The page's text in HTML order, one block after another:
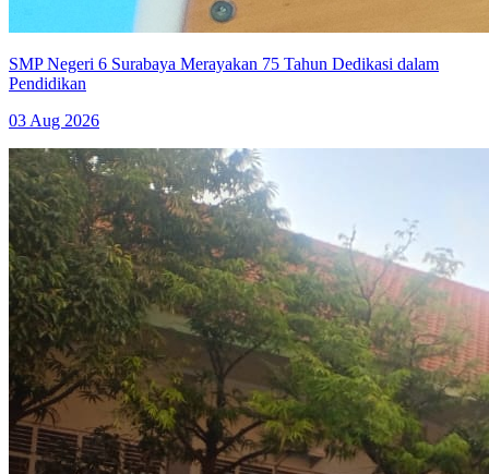
SMP Negeri 6 Surabaya Merayakan 75 Tahun Dedikasi dalam
Pendidikan
03 Aug 2026